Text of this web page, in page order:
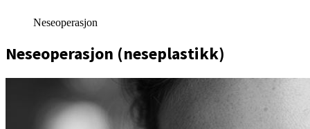
Neseoperasjon
Neseoperasjon (neseplastikk)